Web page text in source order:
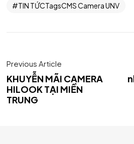
TIN TỨCTagsCMS Camera UNV
Previous Article
KHUYỄN MÃI CAMERA
HILOOK TẠI MIỀN
TRUNG